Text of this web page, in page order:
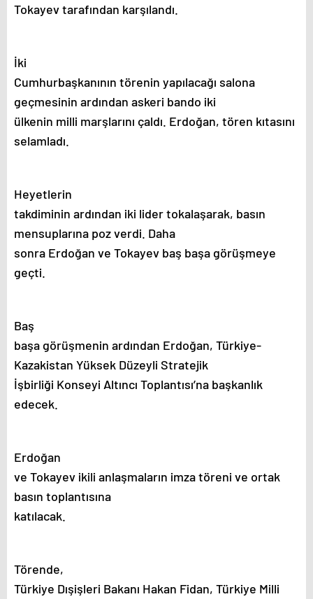
Tokayev tarafından karşılandı.
İki
Cumhurbaşkanının törenin yapılacağı salona
geçmesinin ardından askeri bando iki
ülkenin milli marşlarını çaldı. Erdoğan, tören kıtasını
selamladı.
Heyetlerin
takdiminin ardından iki lider tokalaşarak, basın
mensuplarına poz verdi. Daha
sonra Erdoğan ve Tokayev baş başa görüşmeye
geçti.
Baş
başa görüşmenin ardından Erdoğan, Türkiye-
Kazakistan Yüksek Düzeyli Stratejik
İşbirliği Konseyi Altıncı Toplantısı’na başkanlık
edecek.
Erdoğan
ve Tokayev ikili anlaşmaların imza töreni ve ortak
basın toplantısına
katılacak.
Törende,
Türkiye Dışişleri Bakanı Hakan Fidan, Türkiye Milli